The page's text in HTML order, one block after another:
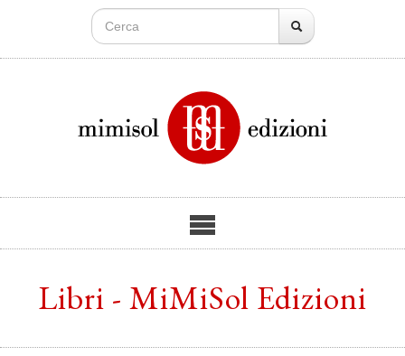
Libri - MiMiSol Edizioni